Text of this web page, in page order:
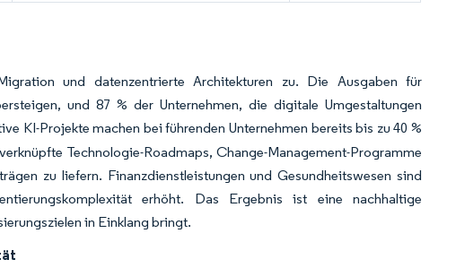
und datenzentrierte Architekturen zu. Die Ausgaben für
und 87 % der Unternehmen, die digitale Umgestaltungen
KI-Projekte machen bei führenden Unternehmen bereits bis zu 40 %
Technologie-Roadmaps, Change-Management-Programme
zu liefern. Finanzdienstleistungen und Gesundheitswesen sind
erhöht. Das Ergebnis ist eine nachhaltige
in Einklang bringt.